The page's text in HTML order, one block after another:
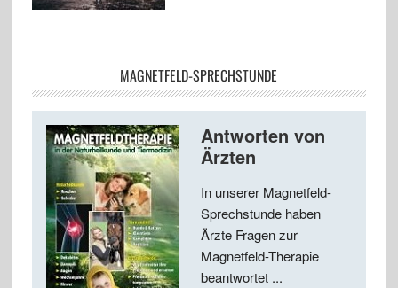
MAGNETFELD-SPRECHSTUNDE
Antworten von
Ärzten
In unserer Magnetfeld-
Sprechstunde haben
Ärzte Fragen zur
Magnetfeld-Therapie
beantwortet ...